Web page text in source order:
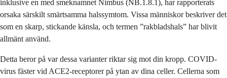
inklusive en med smeknamnet Nimbus (NB.1.8.1), har rapporterats
orsaka särskilt smärtsamma halssymtom. Vissa människor beskriver det
som en skarp, stickande känsla, och termen ”rakbladshals” har blivit
allmänt använd.
Detta beror på var dessa varianter riktar sig mot din kropp. COVID-
virus fäster vid ACE2-receptorer på ytan av dina celler. Cellerna som